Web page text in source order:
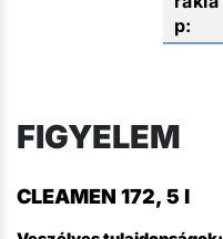
FIGYELEM
CLEAMEN 172, 5 l